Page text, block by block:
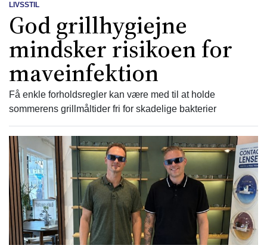
LIVSSTIL
God grillhygiejne
mindsker risikoen for
maveinfektion
Få enkle forholdsregler kan være med til at holde
sommerens grillmåltider fri for skadelige bakterier